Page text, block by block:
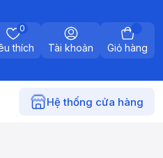
thích
0
Tài khoản Giỏ hàng
Máy nước nóng Điện gia
Hệ thống cửa hàng